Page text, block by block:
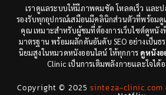
Documentary สารคดี
Documentary สารคดี
Drama ดราม่า
เราดูแลระบบให้มีภาพคมชัด โหลดเร็ว และ
รองรับทุกอุปกรณ์เสมือนมีคลินิกส่วนตัวที่พร้อม
คุณ เหมาะสำหรับผู้ชมที่ต้องการเว็บไซต์ดูหนั
มาตรฐาน พร้อมผลักดันอันดับ SEO อย่างเป็นธ
นิยมสูงในหมวดหนังออนไลน์ ให้ทุกการ ดูหนังอ
Clinic เป็นการเติมพลังกายและใจไ
Copyright © 2025sinteza-clinic.com